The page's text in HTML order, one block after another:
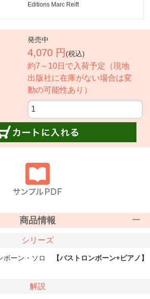
Editions Marc Reift
発売中
4,070 円 (税込)
約7～10日で入荷予定（現地
出版社に在庫がない場合は変
動の可能性あり）
商品情報
シリーズ
ボーン・ソロ 【バストロンボーン+ピアノ】
解説